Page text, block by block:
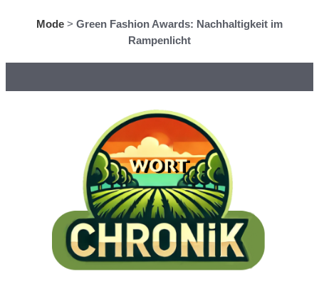
Mode > Green Fashion Awards: Nachhaltigkeit im
Rampenlicht